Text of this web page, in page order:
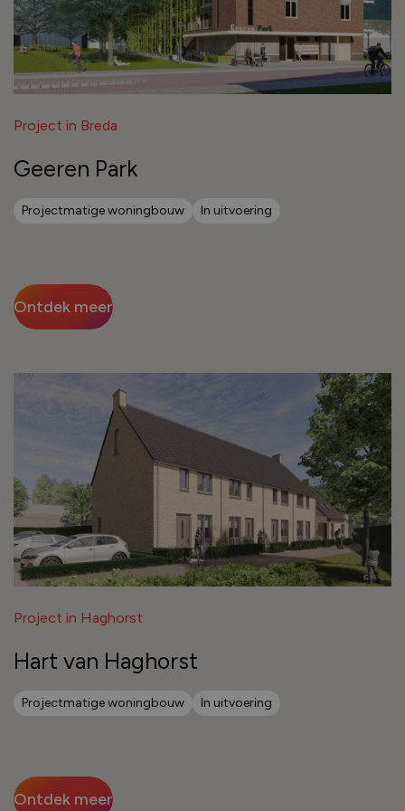
Project in Breda
Geeren Park
Projectmatige woningbouw In uitvoering
Ontdek meer
Project in Haghorst
Hart van Haghorst
Projectmatige woningbouw In uitvoering
Ontdek meer